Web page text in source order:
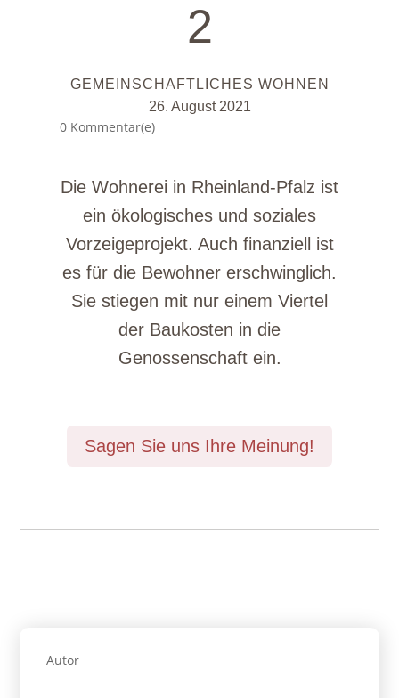
2
GEMEINSCHAFTLICHES WOHNEN
26. August 2021
0 Kommentar(e)
Die Wohnerei in Rheinland-Pfalz ist
ein ökologisches und soziales
Vorzeigeprojekt. Auch finanziell ist
es für die Bewohner erschwinglich.
Sie stiegen mit nur einem Viertel
der Baukosten in die
Genossenschaft ein.
Sagen Sie uns Ihre Meinung!
Autor